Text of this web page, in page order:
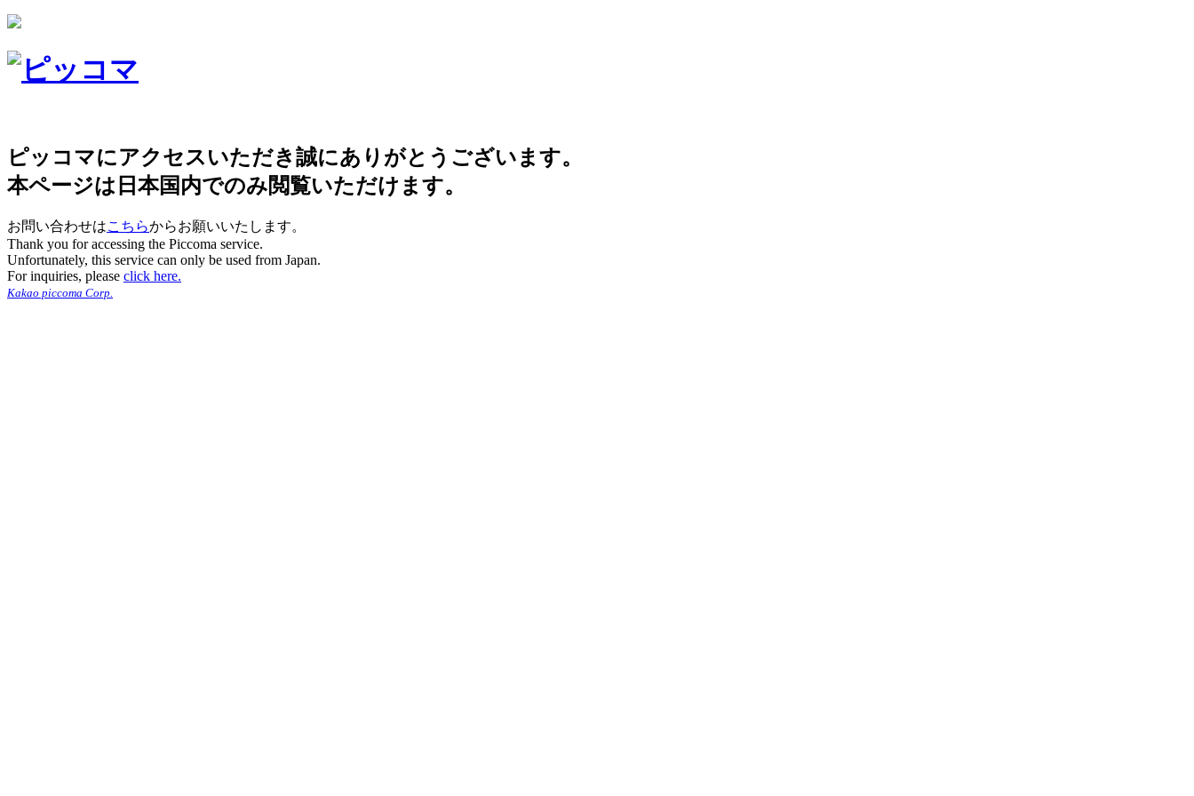
ピッコマにアクセスいただき誠にありがとうございます。
本ページは日本国内でのみ閲覧いただけます。
お問い合わせはこちらからお願いいたします。
Thank you for accessing the Piccoma service.
Unfortunately, this service can only be used from Japan.
For inquiries, please click here.
Kakao piccoma Corp.